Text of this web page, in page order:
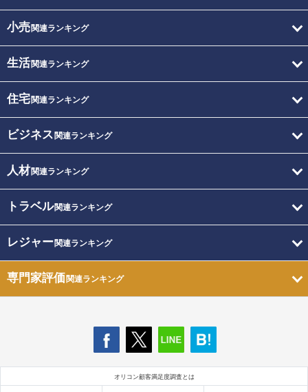
小売関連ランキング
生活関連ランキング
住宅関連ランキング
ビジネス 関連ランキング
人材関連ランキング
トラベル関連ランキング
レジャー関連ランキング
専門家評価関連ランキング
オリコン顧客満足度調査とは